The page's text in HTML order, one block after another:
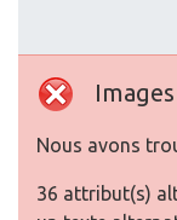
Images
Nous avons
36 attribut(s)